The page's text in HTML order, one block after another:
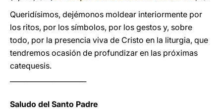
Queridísimos, dejémonos moldear interiormente por
los ritos, por los símbolos, por los gestos y, sobre
todo, por la presencia viva de Cristo en la liturgia, que
tendremos ocasión de profundizar en las próximas
catequesis.
Saludo del Santo Padre